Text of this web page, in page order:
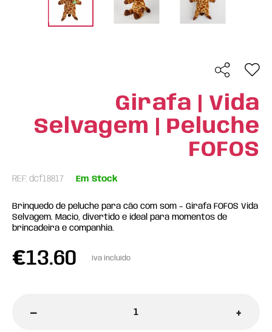
Girafa | Vida
Selvagem | Peluche
FOFOS
REF: dcf18817 Em Stock
Brinquedo de peluche para cão com som – Girafa FOFOS Vida
Selvagem. Macio, divertido e ideal para momentos de
brincadeira e companhia.
€13.60 Iva incluído
- +